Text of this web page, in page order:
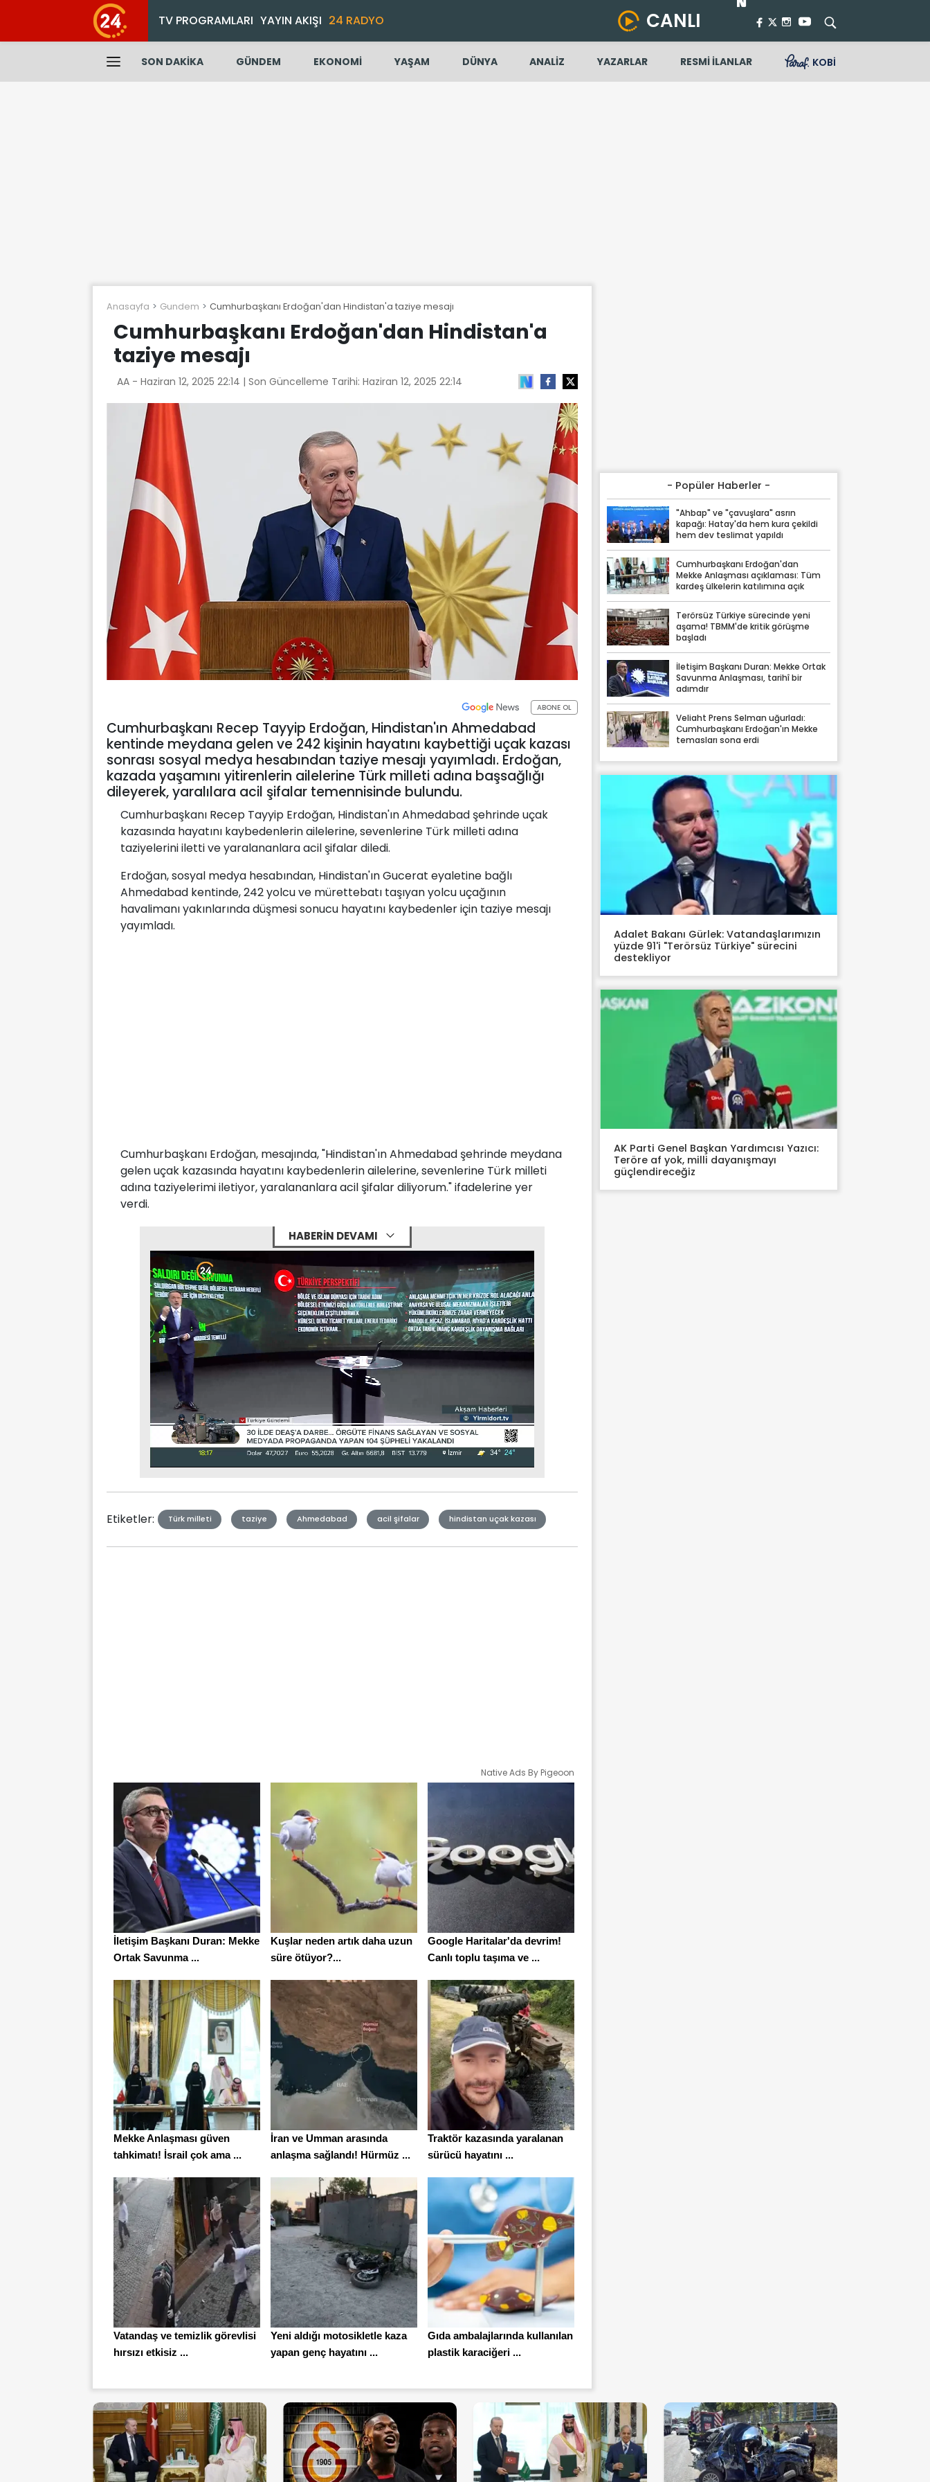
TV PROGRAMLARI YAYIN AKIŞI 24 RADYO CANLI
SON DAKİKA GÜNDEM EKONOMİ YAŞAM DÜNYA ANALİZ YAZARLAR RESMİ İLANLAR KOBİ
Anasayfa Gundem Cumhurbaşkanı Erdoğan'dan Hindistan'a taziye mesajı
Cumhurbaşkanı Erdoğan'dan Hindistan'a
taziye mesajı
AA - Haziran 12, 2025 22:14 | Son Güncelleme Tarihi: Haziran 12, 2025 22:14
ABONE OL
Cumhurbaşkanı Recep Tayyip Erdoğan, Hindistan'ın Ahmedabad
kentinde meydana gelen ve 242 kişinin hayatını kaybettiği uçak kazası
sonrası sosyal medya hesabından taziye mesajı yayımladı. Erdoğan,
kazada yaşamını yitirenlerin ailelerine Türk milleti adına başsağlığı
dileyerek, yaralılara acil şifalar temennisinde bulundu.
Cumhurbaşkanı Recep Tayyip Erdoğan, Hindistan'ın Ahmedabad şehrinde uçak
kazasında hayatını kaybedenlerin ailelerine, sevenlerine Türk milleti adına
taziyelerini iletti ve yaralananlara acil şifalar diledi.
Erdoğan, sosyal medya hesabından, Hindistan'ın Gucerat eyaletine bağlı
Ahmedabad kentinde, 242 yolcu ve mürettebatı taşıyan yolcu uçağının
havalimanı yakınlarında düşmesi sonucu hayatını kaybedenler için taziye mesajı
yayımladı.
Cumhurbaşkanı Erdoğan, mesajında, "Hindistan'ın Ahmedabad şehrinde meydana
gelen uçak kazasında hayatını kaybedenlerin ailelerine, sevenlerine Türk milleti
adına taziyelerimi iletiyor, yaralananlara acil şifalar diliyorum." ifadelerine yer
verdi.
HABERİN DEVAMI
Stream
Etiketler: Türk milleti taziye Ahmedabad acil şifalar hindistan uçak kazası
Native Ads By Pigeoon
İletişim Başkanı Duran: Mekke
Ortak Savunma ...
Kuşlar neden artık daha uzun
süre ötüyor?...
Google Haritalar'da devrim!
Canlı toplu taşıma ve ...
Mekke Anlaşması güven
tahkimatı! İsrail çok ama ...
İran ve Umman arasında
anlaşma sağlandı! Hürmüz ...
Traktör kazasında yaralanan
sürücü hayatını ...
Vatandaş ve temizlik görevlisi
hırsızı etkisiz ...
Yeni aldığı motosikletle kaza
yapan genç hayatını ...
Gıda ambalajlarında kullanılan
plastik karaciğeri ...
- Popüler Haberler -
"Ahbap" ve "çavuşlara" asrın
kapağı: Hatay'da hem kura çekildi
hem dev teslimat yapıldı
Cumhurbaşkanı Erdoğan'dan
Mekke Anlaşması açıklaması: Tüm
kardeş ülkelerin katılımına açık
Terörsüz Türkiye sürecinde yeni
aşama! TBMM'de kritik görüşme
başladı
İletişim Başkanı Duran: Mekke Ortak
Savunma Anlaşması, tarihî bir
adımdır
Veliaht Prens Selman uğurladı:
Cumhurbaşkanı Erdoğan'ın Mekke
temasları sona erdi
Adalet Bakanı Gürlek: Vatandaşlarımızın
yüzde 91'i "Terörsüz Türkiye" sürecini
destekliyor
AK Parti Genel Başkan Yardımcısı Yazıcı:
Teröre af yok, milli dayanışmayı
güçlendireceğiz